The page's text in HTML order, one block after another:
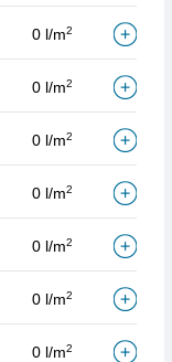
0 l/m2
0 l/m2
0 l/m2
0 l/m2
0 l/m2
0 l/m2
0 l/m2